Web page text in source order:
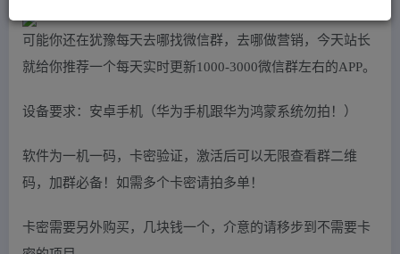
可能你还在犹豫每天去哪找微信群，去哪做营销，今天站长
就给你推荐一个每天实时更新1000-3000微信群左右的APP。
设备要求：安卓手机（华为手机跟华为鸿蒙系统勿拍！）
软件为一机一码，卡密验证，激活后可以无限查看群二维
码，加群必备！如需多个卡密请拍多单！
卡密需要另外购买，几块钱一个，介意的请移步到不需要卡